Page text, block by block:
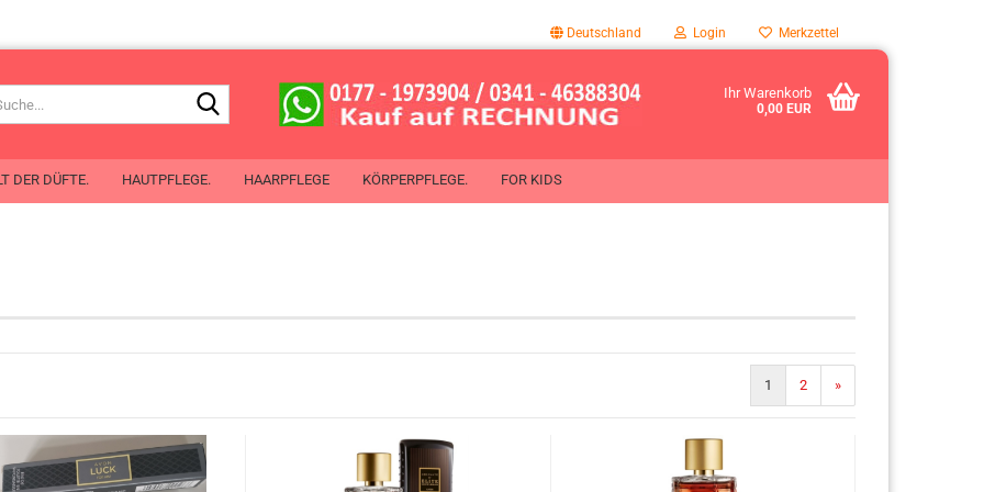
Deutschland Login Merkzettel
Ihr Warenkorb
0,00 EUR
DER DÜFTE. HAUTPFLEGE.
Planet Spa
HAARPFLEGE KÖRPERPFLEGE. FOR KIDS
1 2 »